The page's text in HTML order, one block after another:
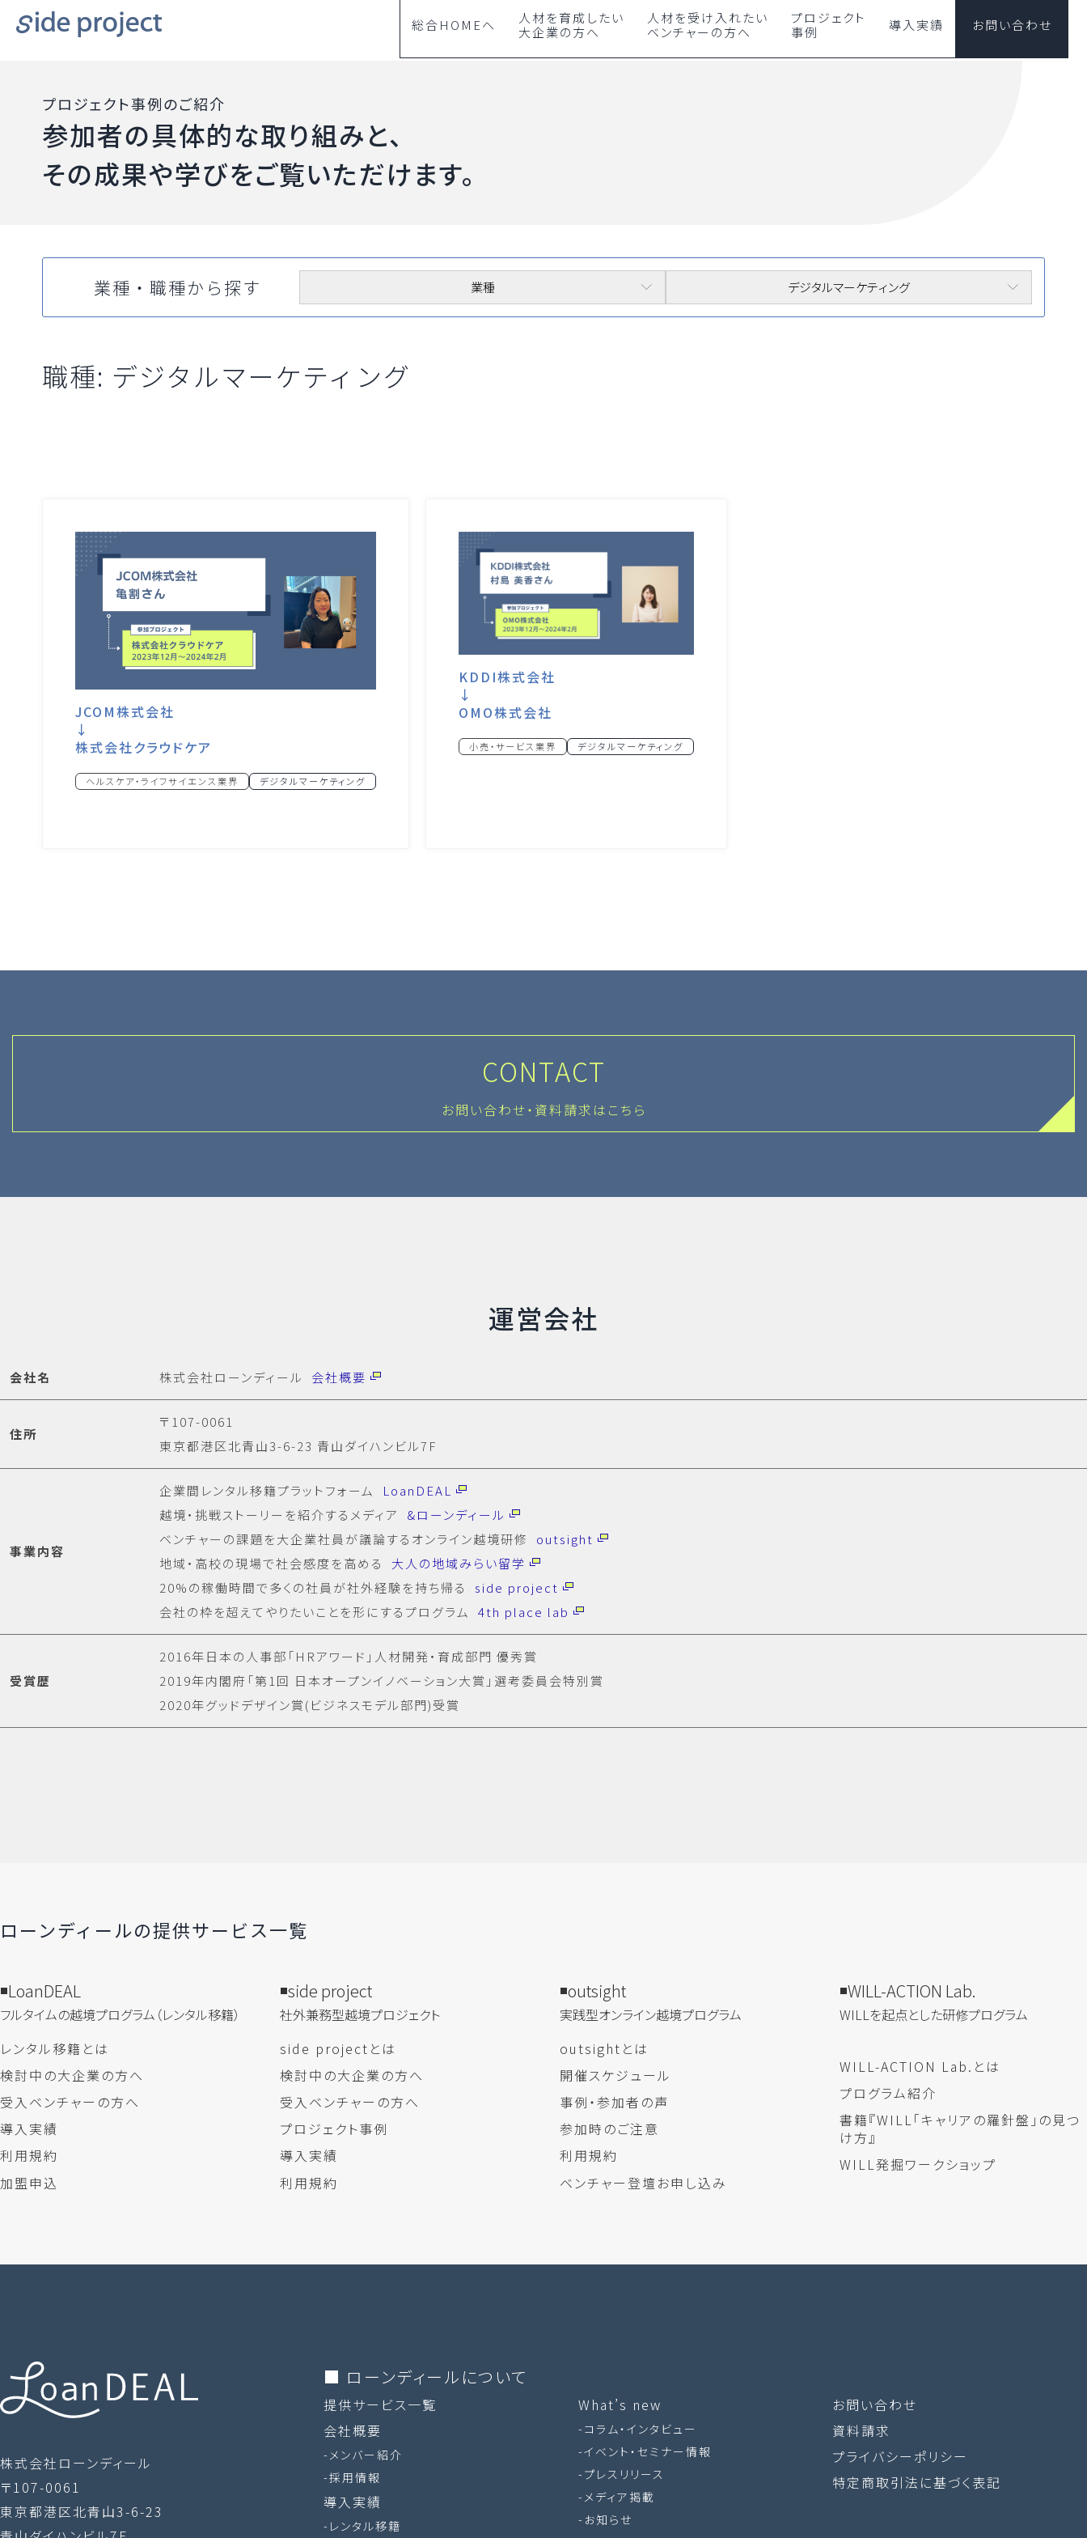
総合HOMEへ
人材を育成したい
大企業の方へ
人材を受け入れたい
ベンチャーの方へ
プロジェクト
事例
導入実績 お問い合わせ
プロジェクト事例のご紹介
参加者の具体的な取り組みと、
その成果や学びをご覧いただけます。
業種・職種から探す 業種 デジタルマーケティング
職種: デジタルマーケティング
JCOM株式会社
↓
株式会社クラウドケア
ヘルスケア・ライフサイエンス業界 デジタルマーケティング
KDDI株式会社
↓
OMO株式会社
小売・サービス業界 デジタルマーケティング
CONTACT
お問い合わせ・資料請求はこちら
運営会社
会社名 株式会社ローンディール 会社概要
住所
〒107-0061
東京都港区北青山3-6-23 青山ダイハンビル7F
事業内容
企業間レンタル移籍プラットフォーム
LoanDEAL
越境・挑戦ストーリーを紹介するメディア
&ローンディール
ベンチャーの課題を大企業社員が議論するオンライン越境研修
outsight
地域・高校の現場で社会感度を高める
大人の地域みらい留学
20%の稼働時間で多くの社員が社外経験を持ち帰る
side project
会社の枠を超えてやりたいことを形にするプログラム
4th place lab
受賞歴
2016年日本の人事部「HRアワード」人材開発・育成部門 優秀賞
2019年内閣府「第1回 日本オープンイノベーション大賞」選考委員会特別賞
2020年グッドデザイン賞(ビジネスモデル部門)受賞
ローンディールの​提供サービス一覧
LoanDEAL
フルタイムの越境プログラム​（レンタル移籍）
レンタル移籍とは
検討中の大企業の方へ
受入ベンチャーの方へ
導入実績
利用規約
加盟申込
side project
社外兼務型​越境プロジェクト
side projectとは
検討中の大企業の方へ
受入ベンチャーの方へ
プロジェクト事例
導入実績
利用規約
outsight
実践型オンライン​越境プログラム
outsightとは
開催スケジュール
事例・参加者の声
参加時のご注意
利用規約
ベンチャー登壇お申し込み
WILL-ACTION Lab.
WILLを​起点とした​研修プログラム
WILL-ACTION Lab.とは
プログラム紹介
書籍『WILL「キャリアの羅針盤」の見つ
け方』
WILL発掘ワークショップ
株式会社ローンディール
〒107-0061
東京都港区北青山3-6-23
■ ローンディールに​ついて
提供サービス一覧
会社概要
メンバー紹介
採用情報
導入実績
レンタル移籍
What’s new
コラム・インタビュー
イベント・セミナー情報
プレスリリース
メディア掲載
お知らせ
お問い合わせ
資料請求
プライバシーポリシー
特定商取引法に基づく表記